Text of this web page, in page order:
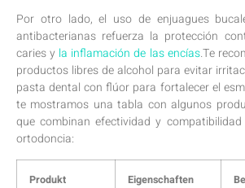
Por otro lado, el uso ‌de enjuagues
antibacterianas⁤ refuerza la protección
caries y la‍ inflamación de las encías.Te
productos libres de alcohol⁣ para⁢ evitar
pasta dental⁢ con flúor para fortalecer el
te⁢ mostramos una tabla con algunos
que combinan efectividad ‍y
ortodoncia:
Produkt Eigenschaften